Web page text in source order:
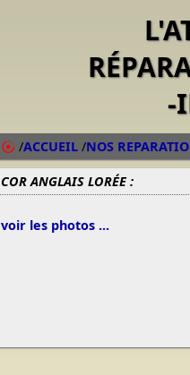
-
/ACCUEIL /NOS
COR ANGLAIS LORÉE :
voir les photos ...